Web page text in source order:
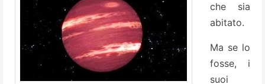
che sia
abitato.
Ma se lo
fosse, i
suoi